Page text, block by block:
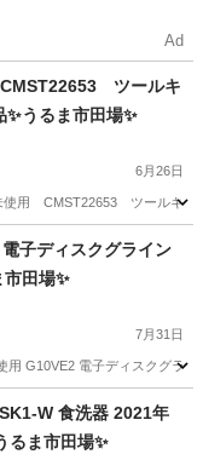
Ad
ツールキ
うるま市田場✨
6月26日
使用 CMST22653 ツールキ
子ディスクグライン
田場✨
7月31日
G10VE2 電子ディスクグラ
W 食洗器 2021年
るま市田場✨